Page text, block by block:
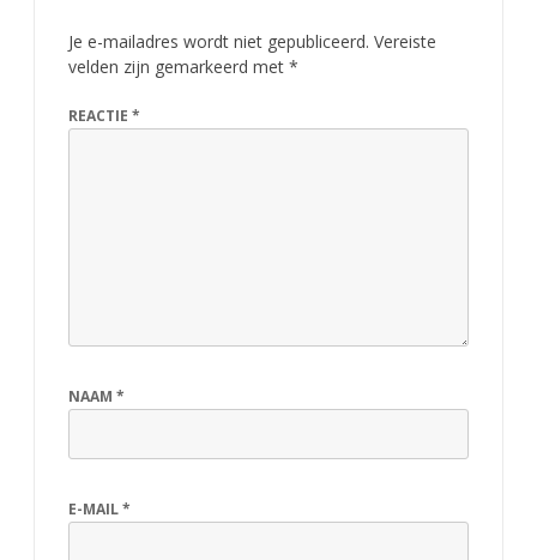
Je e-mailadres wordt niet gepubliceerd. Vereiste
velden zijn gemarkeerd met *
REACTIE *
NAAM *
E-MAIL*